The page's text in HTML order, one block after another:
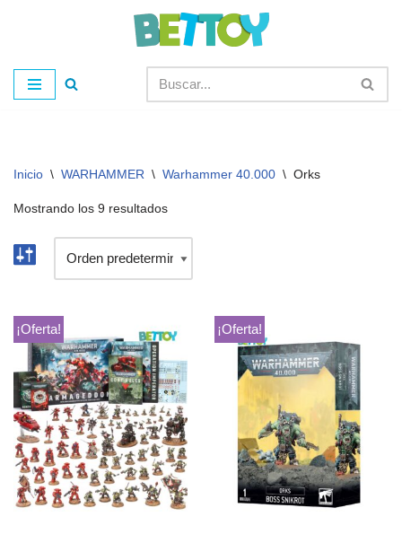
al
contenido
Inicio \ WARHAMMER \ Warhammer 40.000 \ Orks
Mostrando los 9 resultados
¡Oferta! ¡Oferta!